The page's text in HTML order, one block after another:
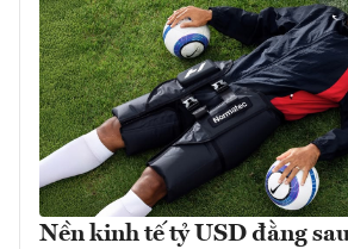
Nền kinh tế tỷ USD đằng